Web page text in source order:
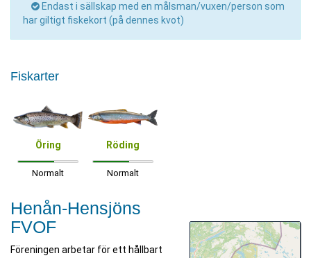
Endast i sällskap med en målsman/vuxen/person som
har giltigt fiskekort (på dennes kvot)
Fiskarter
Öring
Normalt
Röding
Normalt
Henån-Hensjöns
FVOF
Föreningen arbetar för ett hållbart